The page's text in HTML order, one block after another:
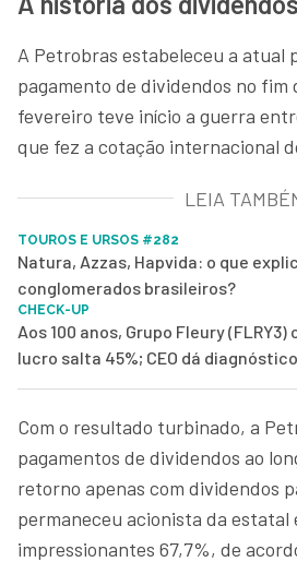
A Petrobras estabeleceu a atual
pagamento de dividendos no fim
fevereiro teve início a guerra
que fez a cotação internacional
LEIA
TOUROS E URSOS #282
Natura, Azzas, Hapvida: o que
conglomerados brasileiros?
CHECK-UP
Aos 100 anos, Grupo Fleury
lucro salta 45%; CEO dá diagnóstico
Com o resultado turbinado, a
pagamentos de dividendos ao
retorno apenas com dividendos
permaneceu acionista da estatal
impressionantes 67,7%, de